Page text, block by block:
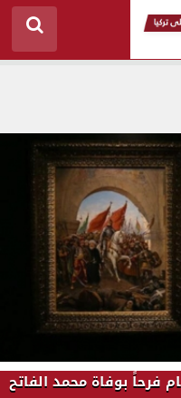
فرحاً بوفاة محمد الفاتح